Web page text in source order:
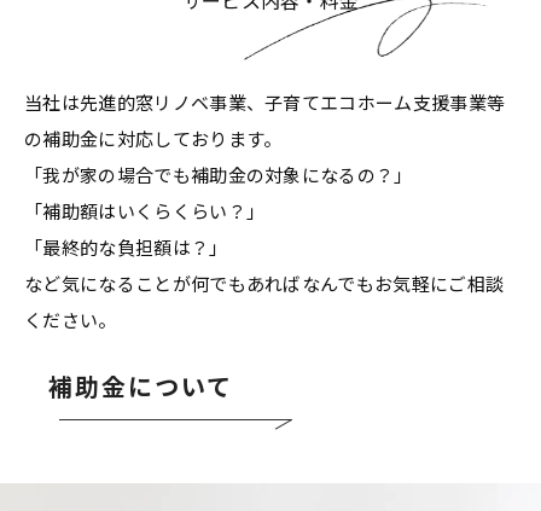
当社は先進的窓リノベ事業、子育てエコホーム支援事業等
の補助金に対応しております。
「我が家の場合でも補助金の対象になるの？」
「補助額はいくらくらい？」
「最終的な負担額は？」
など気になることが何でもあればなんでもお気軽にご相談
ください。
補助金について